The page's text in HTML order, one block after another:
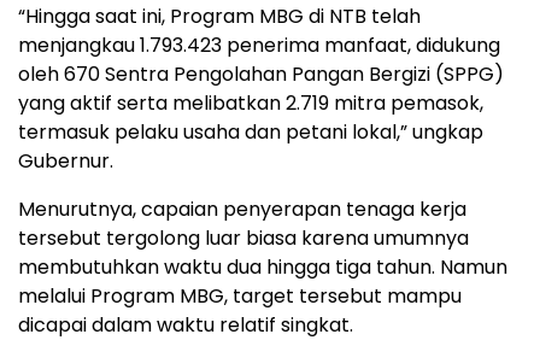
“Hingga saat ini, Program MBG di NTB telah
menjangkau 1.793.423 penerima manfaat, didukung
oleh 670 Sentra Pengolahan Pangan Bergizi (SPPG)
yang aktif serta melibatkan 2.719 mitra pemasok,
termasuk pelaku usaha dan petani lokal,” ungkap
Gubernur.
Menurutnya, capaian penyerapan tenaga kerja
tersebut tergolong luar biasa karena umumnya
membutuhkan waktu dua hingga tiga tahun. Namun
melalui Program MBG, target tersebut mampu
dicapai dalam waktu relatif singkat.